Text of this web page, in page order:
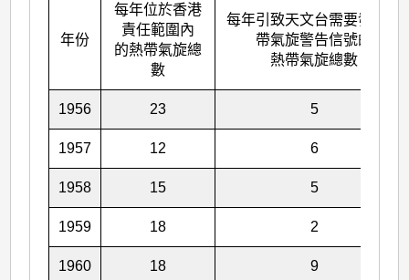
年份
每年位於香港
責任範圍內
的熱帶氣旋總
數
每年引致天文台需要發出熱
帶氣旋警告信號的
熱帶氣旋總數
1956 23 5
1957 12 6
1958 15 5
1959 18 2
1960 18 9